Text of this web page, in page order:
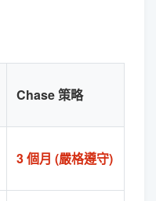
Chase 策略
3 個月 (嚴格遵守)